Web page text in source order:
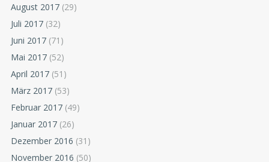
August 2017 (29)
Juli 2017 (32)
Juni 2017 (71)
Mai 2017 (52)
April 2017 (51)
März 2017 (53)
Februar 2017 (49)
Januar 2017 (26)
Dezember 2016 (31)
November 2016 (50)